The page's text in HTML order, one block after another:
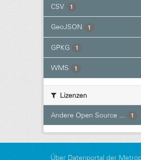
CSV 1
GeoJSON 1
GPKG 1
WMS 1
Lizenzen
Andere Open Source ... 1
Über Datenportal der